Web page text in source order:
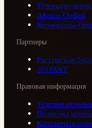
Афиша Орфей
Коллективы
Партнеры
Российская
///ТРАКТ
Правовая информация
Условия
Политика
Контактная